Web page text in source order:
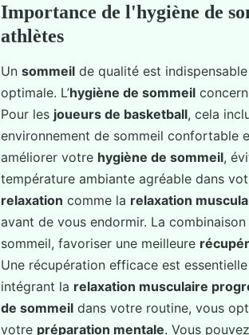
Importance de l'hygiène de
athlètes
Un sommeil de qualité est
optimale. L’hygiène de sommeil
Pour les joueurs de basketball, cela
environnement de sommeil confortable
améliorer votre hygiène de sommeil,
température ambiante agréable dans
relaxation comme la relaxation
avant de vous endormir. La
sommeil, favoriser une meilleure
Une récupération efficace est
intégrant la relaxation musculaire
de sommeil dans votre routine, vous
votre préparation mentale. Vous